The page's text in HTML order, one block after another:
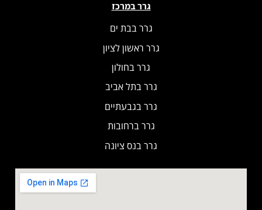
גרר במרכז
גרר בבת ים
גרר ראשון לציון
גרר בחולון
גרר בתל אביב
גרר בגבעתיים
גרר ברחובות
גרר בנס ציונה